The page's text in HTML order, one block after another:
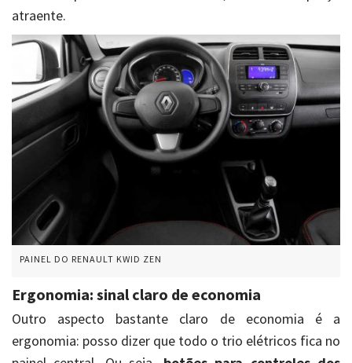
atraente.
PAINEL DO RENAULT KWID ZEN
Ergonomia: sinal claro de economia
Outro aspecto bastante claro de economia é a
ergonomia: posso dizer que todo o trio elétricos fica no